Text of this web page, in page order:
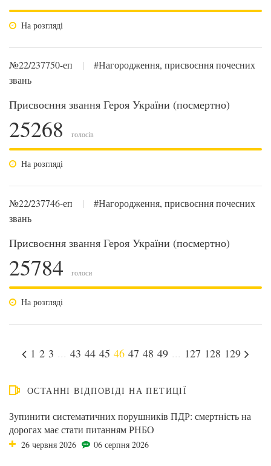
На розгляді
№22/237750-еп |
#Нагородження, присвоєння почесних
звань
Присвоєння звання Героя України (посмертно)
25268 голосів
На розгляді
№22/237746-еп |
#Нагородження, присвоєння почесних
звань
Присвоєння звання Героя України (посмертно)
25784 голоси
На розгляді
1 2 3 43 44 45 46 47 48 49 127 128 129
ОСТАННІ ВІДПОВІДІ НА ПЕТИЦІЇ
Зупинити систематичних порушників ПДР: смертність на
дорогах має стати питанням РНБО
26 червня 2026 06 серпня 2026